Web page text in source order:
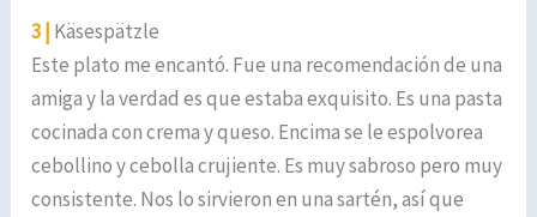
3 | Käsespätzle
Este plato me encantó. Fue una recomendación de una
amiga y la verdad es que estaba exquisito. Es una pasta
cocinada con crema y queso. Encima se le espolvorea
cebollino y cebolla crujiente. Es muy sabroso pero muy
consistente. Nos lo sirvieron en una sartén, así que